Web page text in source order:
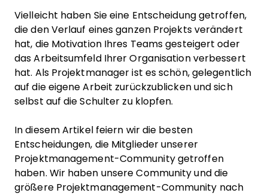
Vielleicht haben Sie eine Entscheidung getroffen,
die den Verlauf eines ganzen Projekts verändert
hat, die Motivation Ihres Teams gesteigert oder
das Arbeitsumfeld Ihrer Organisation verbessert
hat. Als Projektmanager ist es schön, gelegentlich
auf die eigene Arbeit zurückzublicken und sich
selbst auf die Schulter zu klopfen.
In diesem Artikel feiern wir die besten
Entscheidungen, die Mitglieder unserer
Projektmanagement-Community getroffen
haben. Wir haben unsere Community und die
größere Projektmanagement-Community nach